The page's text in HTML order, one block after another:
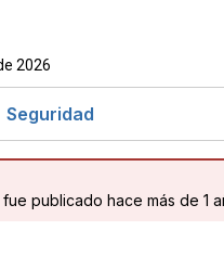
2026
Seguridad
publicado hace más de 1